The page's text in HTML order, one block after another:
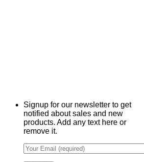
Signup for our newsletter to get
notified about sales and new
products. Add any text here or
remove it.